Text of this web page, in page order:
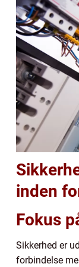
inden
Fokus
Sikkerhed er
forbindelse